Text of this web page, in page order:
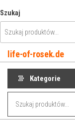
do
treści
Szukaj
life-of-rosek.de
Kategorie